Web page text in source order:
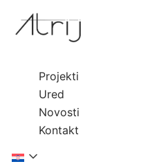
Projekti
Ured
Novosti
Kontakt